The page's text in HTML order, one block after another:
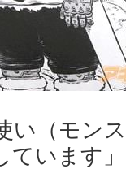
い（モン
います」